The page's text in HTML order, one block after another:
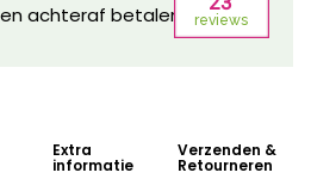
achteraf betalen mogelijk!
Extra
informatie
Verzenden &
Retourneren